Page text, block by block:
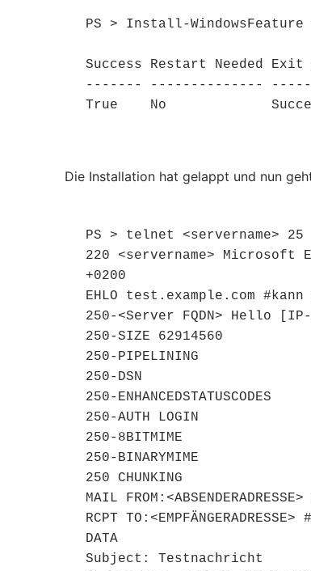
PS > Install-
Success Restart Needed
------- --------------
True    No
Die Installation hat gelappt und nun
PS > telnet <servername> 25
220 <servername> Microsoft
+0200
EHLO test.example.com
250-<Server FQDN> Hello
250-SIZE 62914560
250-PIPELINING
250-DSN
250-ENHANCEDSTATUSCODES
250-AUTH LOGIN
250-8BITMIME
250-BINARYMIME
250 CHUNKING
MAIL
RCPT
DATA
Subject: Testnachricht